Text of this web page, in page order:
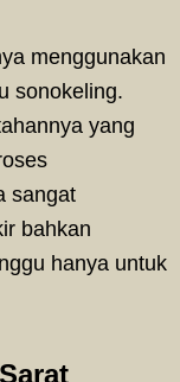
menggunakan
sonokeling.
yang
sangat
bahkan
hanya untuk